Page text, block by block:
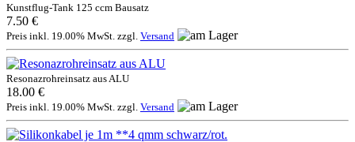
Kunstflug-Tank 125 ccm Bausatz
7.50 €
Preis inkl. 19.00% MwSt. zzgl. Versand
Resonazrohreinsatz aus ALU
18.00 €
Preis inkl. 19.00% MwSt. zzgl. Versand